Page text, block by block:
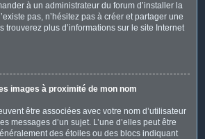
à un administrateur du forum d’installer la
pas, n’hésitez pas à créer et partager une
trouverez plus d’informations sur le site Internet
images à proximité de mon nom
être associées avec votre nom d’utilisateur
messages d’un sujet. L’une d’elles peut être
des étoiles ou des blocs indiquant